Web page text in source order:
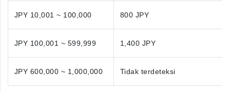
JPY 10,001 ~ 100,000 800 JPY
JPY 100,001 ~ 599,999 1,400 JPY
JPY 600,000 ~ 1,000,000 Tidak terdeteksi